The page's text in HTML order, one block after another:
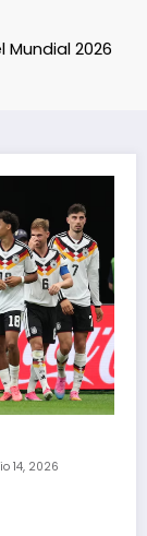
2026
14, 2026